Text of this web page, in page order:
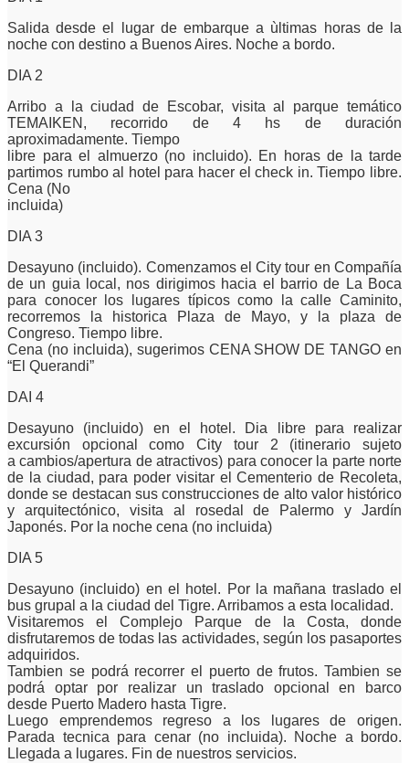
Salida desde el lugar de embarque a ùltimas horas de la
noche con destino a Buenos Aires. Noche a bordo.
DIA 2
Arribo a la ciudad de Escobar, visita al parque temático
TEMAIKEN, recorrido de 4 hs de duración
aproximadamente. Tiempo
libre para el almuerzo (no incluido). En horas de la tarde
partimos rumbo al hotel para hacer el check in. Tiempo libre.
Cena (No
incluida)
DIA 3
Desayuno (incluido). Comenzamos el City tour en Compañía
de un guia local, nos dirigimos hacia el barrio de La Boca
para conocer los lugares típicos como la calle Caminito,
recorremos la historica Plaza de Mayo, y la plaza de
Congreso. Tiempo libre.
Cena (no incluida), sugerimos CENA SHOW DE TANGO en
“El Querandi”
DAI 4
Desayuno (incluido) en el hotel. Dia libre para realizar
excursión opcional como City tour 2 (itinerario sujeto
acambios/apertura de atractivos) para conocer la parte norte
de la ciudad, para poder visitar el Cementerio de Recoleta,
dondese destacan sus construcciones de alto valor histórico
y arquitectónico, visita al rosedal de Palermo y Jardín
Japonés. Por la noche cena (no incluida)
DIA 5
Desayuno (incluido) en el hotel. Por la mañana traslado el
bus grupal a la ciudad del Tigre. Arribamos a esta localidad.
Visitaremos el Complejo Parque de la Costa, donde
disfrutaremos de todas las actividades, según los pasaportes
adquiridos.
Tambien se podrá recorrer el puerto de frutos. Tambien se
podrá optar por realizar un traslado opcional en barco
desde Puerto Madero hasta Tigre.
Luego emprendemos regreso a los lugares de origen.
Parada tecnica para cenar (no incluida).
Noche a bordo.
Llegada a lugares. Fin de nuestros servicios.